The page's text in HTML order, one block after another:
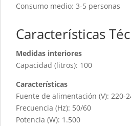
Consumo medio: 3-5 personas
Características
Medidas interiores
Capacidad (litros): 100
Características
Fuente de alimentación (V): 220-
Frecuencia (Hz): 50/60
Potencia (W): 1.500